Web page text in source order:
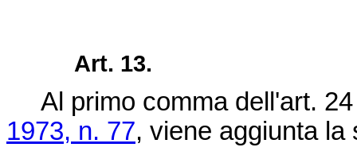
Art. 13.
Al primo comma dell'art.
1973, n. 77, viene aggiunta la